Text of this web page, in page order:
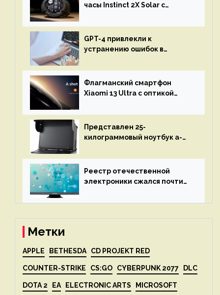
часы Instinct 2X Solar с
GPT-4 привлекли к
устранению ошибок в
остановится до полного
восстановления кода и
объяснит, что пошло не так
Флагманский смартфон
Xiaomi 13 Ultra с оптикой
представят 18 апреля
Представлен 25-
килограммовый ноутбук a-
до 3 Тбайт DDR5 и шесть
дисплеев
Реестр отечественной
электроники сжался почти
Метки
APPLE BETHESDA CD PROJEKT RED
COUNTER-STRIKE CS:GO CYBERPUNK 2077 DLC
DOTA 2 EA ELECTRONIC ARTS MICROSOFT